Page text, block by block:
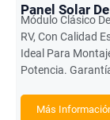
Panel Solar
Módulo Clásico
RV, Con Calidad
Ideal Para
Potencia.
Más